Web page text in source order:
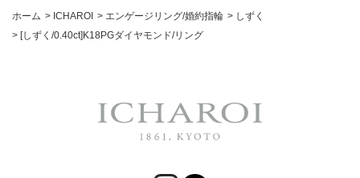
ホーム > ICHAROI > エンゲージリング/婚約指輪 > しずく
> [しずく/0.40ct]K18PGダイヤモンド/リング